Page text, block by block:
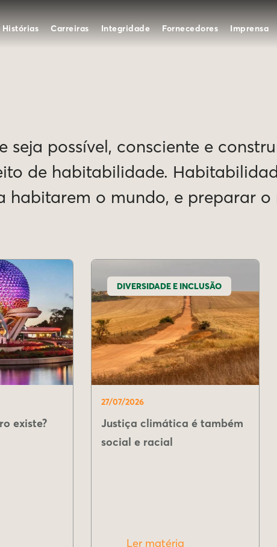
Histórias Carreiras Integridade Fornecedores Imprensa
possível, consciente e
de habitabilidade.
habitarem o mundo, e preparar
existe?
DIVERSIDADE E INCLUSÃO
27/07/2026
Justiça climática é também
social e racial
Ler matéria